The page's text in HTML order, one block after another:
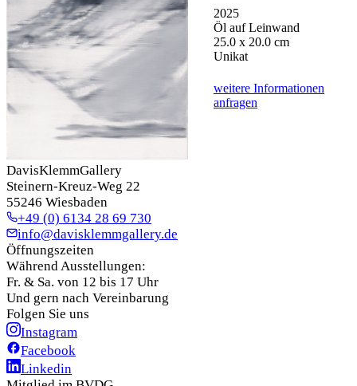
2025
Öl auf Leinwand
25.0 x 20.0 cm
Unikat
weitere Informationen
anfragen
DavisKlemmGallery
Steinern-Kreuz-Weg 22
55246 Wiesbaden
+49 (0) 6134 28 69 730
info@davisklemmgallery.de
Öffnungszeiten
Während Ausstellungen:
Fr. & Sa. von 12 bis 17 Uhr
Und gern nach Vereinbarung
Folgen Sie uns
Instagram
Facebook
Linkedin